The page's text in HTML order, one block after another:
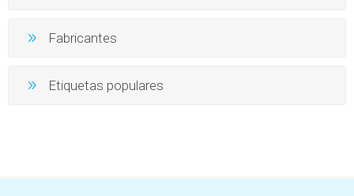
Fabricantes
Etiquetas populares